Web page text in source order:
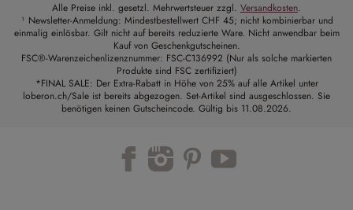
Alle Preise inkl. gesetzl. Mehrwertsteuer zzgl. Versandkosten.
¹ Newsletter-Anmeldung: Mindestbestellwert CHF 45; nicht kombinierbar und
einmalig einlösbar. Gilt nicht auf bereits reduzierte Ware. Nicht anwendbar beim
Kauf von Geschenkgutscheinen.
FSC®-Warenzeichenlizenznummer: FSC-C136992 (Nur als solche markierten
Produkte sind FSC zertifiziert)
*FINAL SALE: Der Extra-Rabatt in Höhe von 25% auf alle Artikel unter
loberon.ch/Sale ist bereits abgezogen. Set-Artikel sind ausgeschlossen. Sie
benötigen keinen Gutscheincode. Gültig bis 11.08.2026.